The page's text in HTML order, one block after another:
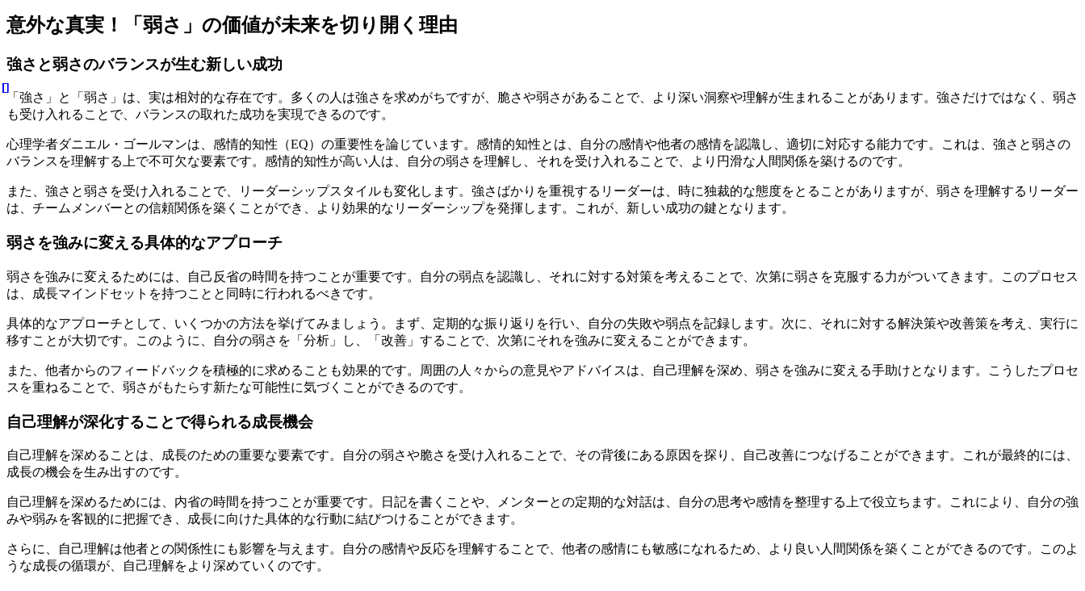
意外な真実！「弱さ」の価値が未来を切り開く理由
強さと弱さのバランスが生む新しい成功
「強さ」と「弱さ」は、実は相対的な存在です。多くの人は強さを求めがちですが、脆さや弱さがあることで、より深い洞察や理解が生まれることがあります。強さだけではなく、弱さ
も受け入れることで、バランスの取れた成功を実現できるのです。
心理学者ダニエル・ゴールマンは、感情的知性（EQ）の重要性を論じています。感情的知性とは、自分の感情や他者の感情を認識し、適切に対応する能力です。これは、強さと弱さの
バランスを理解する上で不可欠な要素です。感情的知性が高い人は、自分の弱さを理解し、それを受け入れることで、より円滑な人間関係を築けるのです。
また、強さと弱さを受け入れることで、リーダーシップスタイルも変化します。強さばかりを重視するリーダーは、時に独裁的な態度をとることがありますが、弱さを理解するリーダー
は、チームメンバーとの信頼関係を築くことができ、より効果的なリーダーシップを発揮します。これが、新しい成功の鍵となります。
弱さを強みに変える具体的なアプローチ
弱さを強みに変えるためには、自己反省の時間を持つことが重要です。自分の弱点を認識し、それに対する対策を考えることで、次第に弱さを克服する力がついてきます。このプロセス
は、成長マインドセットを持つことと同時に行われるべきです。
具体的なアプローチとして、いくつかの方法を挙げてみましょう。まず、定期的な振り返りを行い、自分の失敗や弱点を記録します。次に、それに対する解決策や改善策を考え、実行に
移すことが大切です。このように、自分の弱さを「分析」し、「改善」することで、次第にそれを強みに変えることができます。
また、他者からのフィードバックを積極的に求めることも効果的です。周囲の人々からの意見やアドバイスは、自己理解を深め、弱さを強みに変える手助けとなります。こうしたプロセ
スを重ねることで、弱さがもたらす新たな可能性に気づくことができるのです。
自己理解が深化することで得られる成長機会
自己理解を深めることは、成長のための重要な要素です。自分の弱さや脆さを受け入れることで、その背後にある原因を探り、自己改善につなげることができます。これが最終的には、
成長の機会を生み出すのです。
自己理解を深めるためには、内省の時間を持つことが重要です。日記を書くことや、メンターとの定期的な対話は、自分の思考や感情を整理する上で役立ちます。これにより、自分の強
みや弱みを客観的に把握でき、成長に向けた具体的な行動に結びつけることができます。
さらに、自己理解は他者との関係性にも影響を与えます。自分の感情や反応を理解することで、他者の感情にも敏感になれるため、より良い人間関係を築くことができるのです。このよ
うな成長の循環が、自己理解をより深めていくのです。